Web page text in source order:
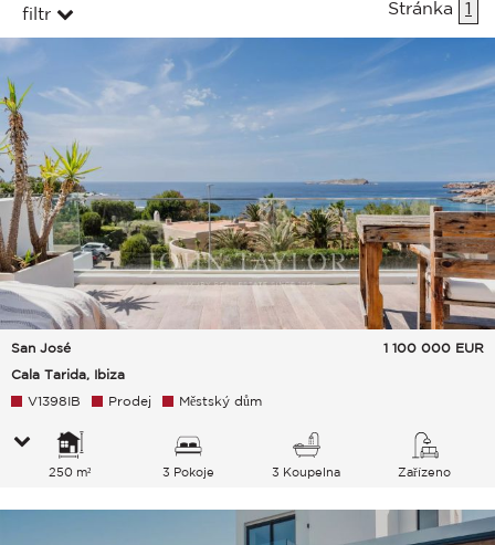
filtr Stránka 1
San José
Cala Tarida, Ibiza
1 100 000 EUR
V1398IB Prodej Městský dům
250 m² 3 Pokoje 3 Koupelna Zařízeno